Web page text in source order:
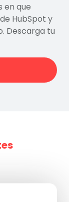
en que
HubSpot y
Descarga tu